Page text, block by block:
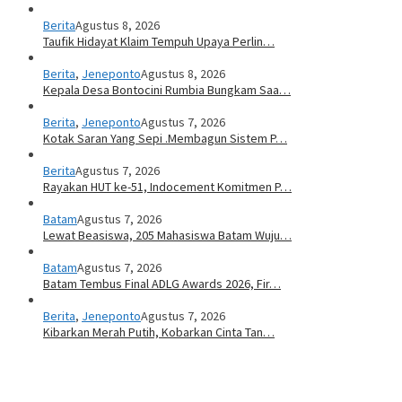
BeritaAgustus 8, 2026
Taufik Hidayat Klaim Tempuh Upaya Perlin…
Berita, JenepontoAgustus 8, 2026
Kepala Desa Bontocini Rumbia Bungkam Saa…
Berita, JenepontoAgustus 7, 2026
Kotak Saran Yang Sepi .Membagun Sistem P…
BeritaAgustus 7, 2026
Rayakan HUT ke-51, Indocement Komitmen P…
BatamAgustus 7, 2026
Lewat Beasiswa, 205 Mahasiswa Batam Wuju…
BatamAgustus 7, 2026
Batam Tembus Final ADLG Awards 2026, Fir…
Berita, JenepontoAgustus 7, 2026
Kibarkan Merah Putih, Kobarkan Cinta Tan…